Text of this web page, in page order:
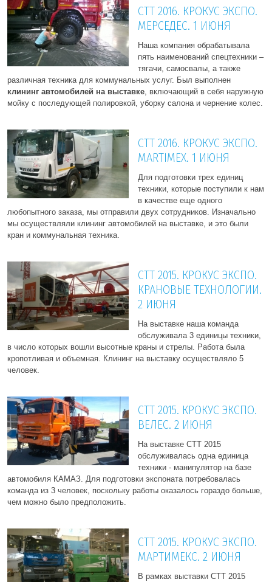
СТТ 2016. КРОКУС ЭКСПО.
МЕРСЕДЕС. 1 ИЮНЯ
Наша компания обрабатывала
пять наименований спецтехники –
тягачи, самосвалы, а также
различная техника для коммунальных услуг. Был выполнен
клининг автомобилей на выставке, включающий в себя наружную
мойку с последующей полировкой, уборку салона и чернение колес.
СТТ 2016. КРОКУС ЭКСПО.
MARTIMEX. 1 ИЮНЯ
Для подготовки трех единиц
техники, которые поступили к нам
в качестве еще одного
любопытного заказа, мы отправили двух сотрудников. Изначально
мы осуществляли клининг автомобилей на выставке, и это были
кран и коммунальная техника.
СТТ 2015. КРОКУС ЭКСПО.
КРАНОВЫЕ ТЕХНОЛОГИИ.
2 ИЮНЯ
На выставке наша команда
обслуживала 3 единицы техники,
в число которых вошли высотные краны и стрелы. Работа была
кропотливая и объемная. Клининг на выставку осуществляло 5
человек.
СТТ 2015. КРОКУС ЭКСПО.
ВЕЛЕС. 2 ИЮНЯ
На выставке СТТ 2015
обслуживалась одна единица
техники - манипулятор на базе
автомобиля КАМАЗ. Для подготовки экспоната потребовалась
команда из 3 человек, поскольку работы оказалось гораздо больше,
чем можно было предположить.
СТТ 2015. КРОКУС ЭКСПО.
МАРТИМЕКС. 2 ИЮНЯ
В рамках выставки СТТ 2015